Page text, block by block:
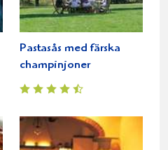
Pastasås med färska
champinjoner